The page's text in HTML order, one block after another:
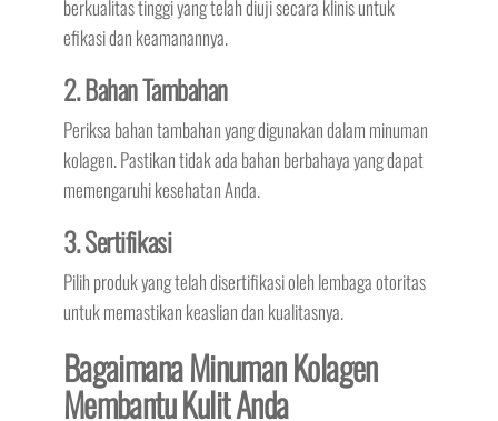
berkualitas tinggi yang telah diuji secara klinis untuk
efikasi dan keamanannya.
2. Bahan Tambahan
Periksa bahan tambahan yang digunakan dalam minuman
kolagen. Pastikan tidak ada bahan berbahaya yang dapat
memengaruhi kesehatan Anda.
3. Sertifikasi
Pilih produk yang telah disertifikasi oleh lembaga otoritas
untuk memastikan keaslian dan kualitasnya.
Bagaimana Minuman Kolagen
Membantu Kulit Anda